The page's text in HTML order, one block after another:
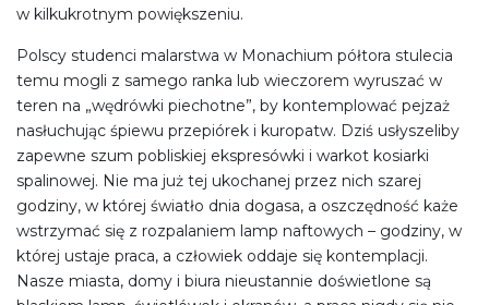
w kilkukrotnym powiększeniu.
Polscy studenci malarstwa w Monachium półtora stulecia
temu mogli z samego ranka lub wieczorem wyruszać w
teren na „wędrówki piechotne”, by kontemplować pejzaż
nasłuchując śpiewu przepiórek i kuropatw. Dziś usłyszeliby
zapewne szum pobliskiej ekspresówki i warkot kosiarki
spalinowej. Nie ma już tej ukochanej przez nich szarej
godziny, w której światło dnia dogasa, a oszczędność każe
wstrzymać się z rozpalaniem lamp naftowych – godziny, w
której ustaje praca, a człowiek oddaje się kontemplacji.
Nasze miasta, domy i biura nieustannie doświetlone są